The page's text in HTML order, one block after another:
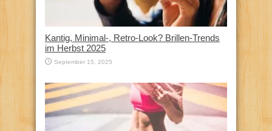
Kantig, Minimal-, Retro-Look? Brillen-Trends
im Herbst 2025
September 15, 2025